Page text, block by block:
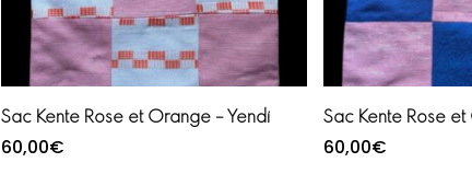
Ajouter au panier
Sac Kente Rose et Orange – Yendi
60,00€
Sac Kente Rose et
60,00€